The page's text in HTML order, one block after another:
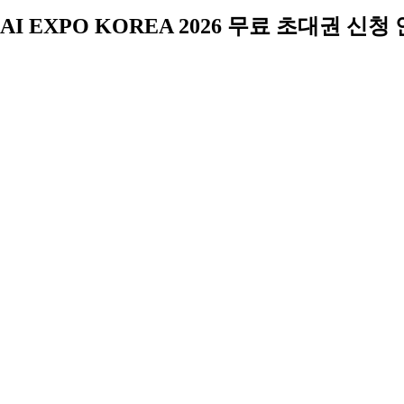
AI EXPO KOREA 2026 무료 초대권 신청